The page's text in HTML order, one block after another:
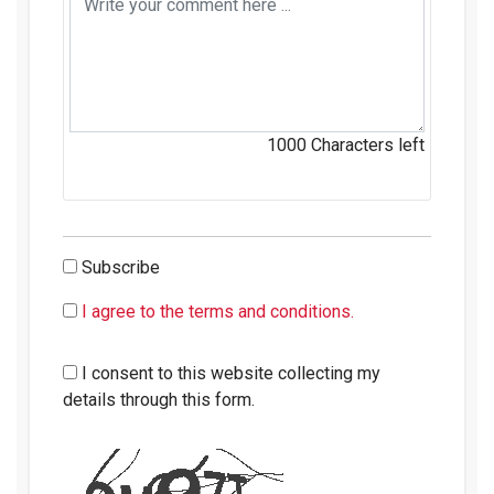
1000 Characters left
Subscribe
I agree to the terms and conditions.
I consent to this website collecting my
details through this form.